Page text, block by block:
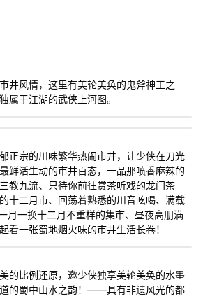
井风情，这里有美轮美奂的鬼斧神工之
属于江湖的武侠上河图。
正宗的川味繁华热闹市井，让少侠在刀光
鲜活生动的市井百态，一品那喷香麻辣的
九流、只待你前往赏茶听戏的龙门茶
十二月市、回荡着熟悉的川音吆喝、满载
月一换十二月不重样的集市、昼夜高朋满
看一张蜀地烟火味的市井生活长卷！
的比例还原，邀少侠独享美轮美奂的水墨
的蜀中山水之韵！——具有非遗风光的都